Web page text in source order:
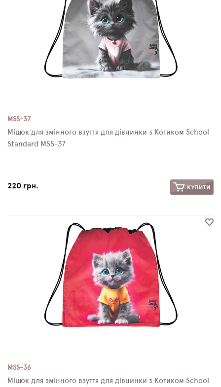
MSS-37
Мішок для змінного взуття для дівчинки з Котиком School
Standard MSS-37
220 грн. КУПИТИ
MSS-36
Мішок для змінного взуття для дівчинки з Котиком School